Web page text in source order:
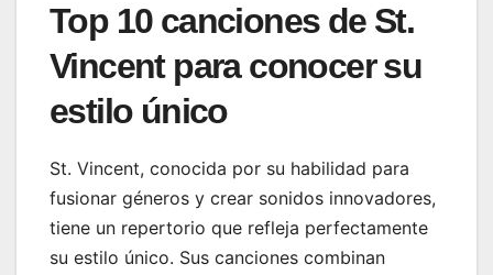
Top 10 canciones de St.
Vincent para conocer su
estilo único
St. Vincent, conocida por su habilidad para
fusionar géneros y crear sonidos innovadores,
tiene un repertorio que refleja perfectamente
su estilo único. Sus canciones combinan